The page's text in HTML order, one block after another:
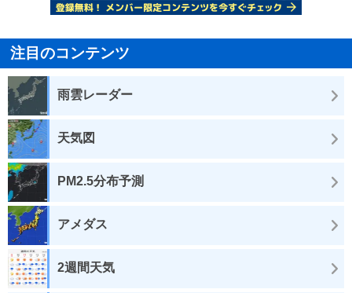
注目のコンテンツ
雨雲レーダー
天気図
PM2.5分布予測
アメダス
2週間天気